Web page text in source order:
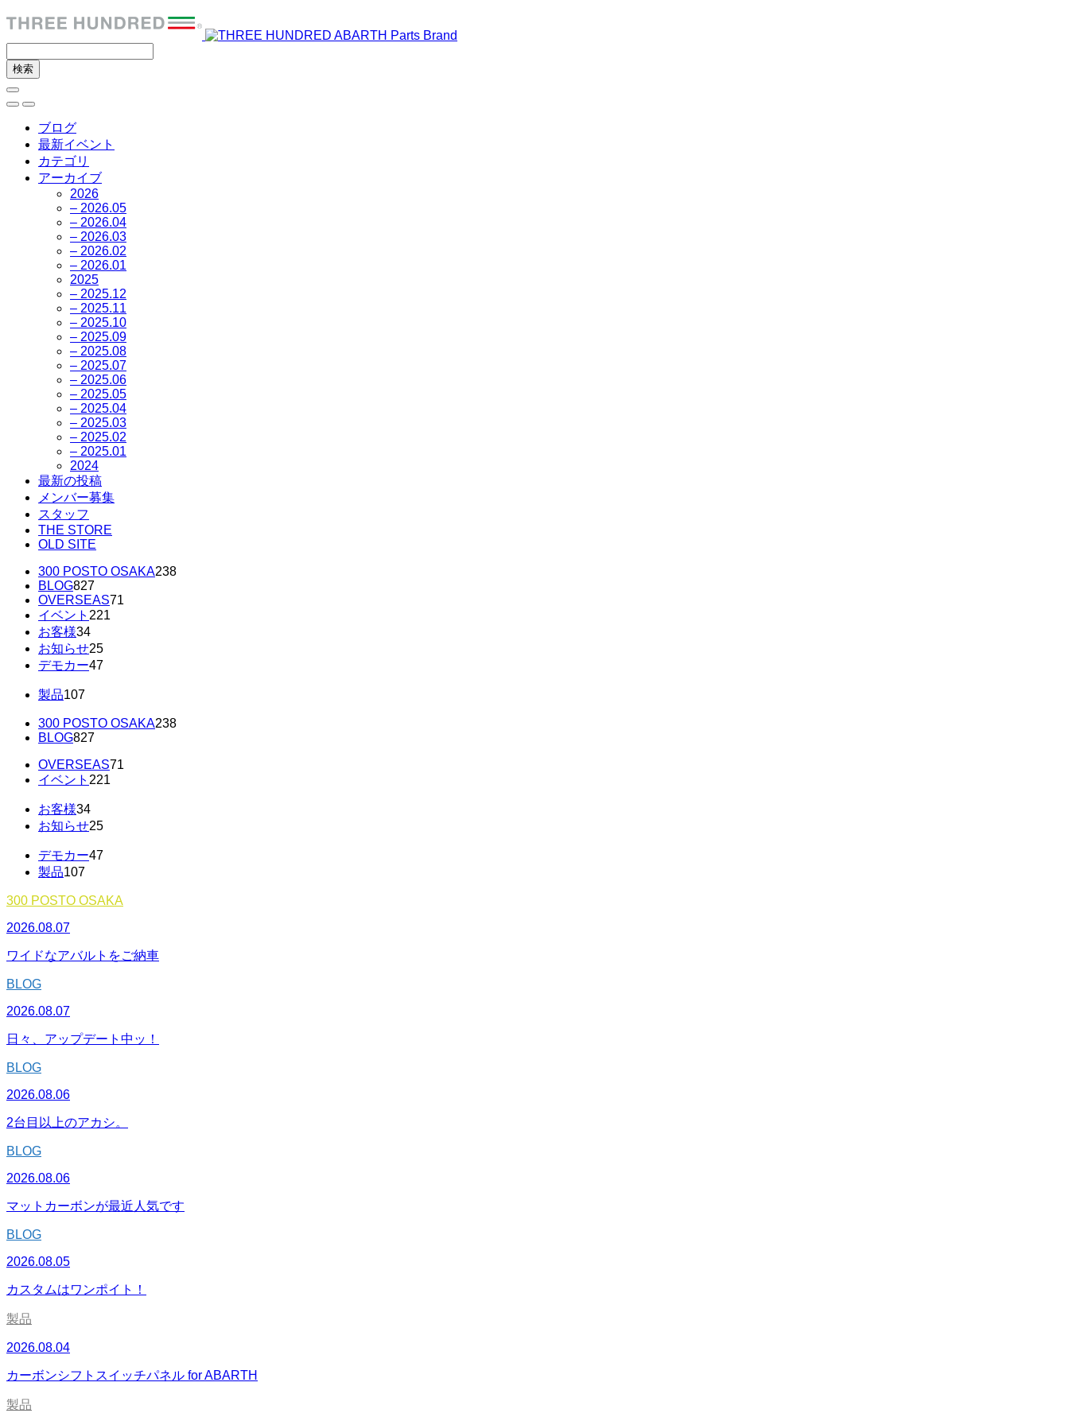
ブログ
最新イベント
カテゴリ
アーカイブ
2026
– 2026.05
– 2026.04
– 2026.03
– 2026.02
– 2026.01
2025
– 2025.12
– 2025.11
– 2025.10
– 2025.09
– 2025.08
– 2025.07
– 2025.06
– 2025.05
– 2025.04
– 2025.03
– 2025.02
– 2025.01
2024
最新の投稿
メンバー募集
スタッフ
THE STORE
OLD SITE
300 POSTO OSAKA238
BLOG827
OVERSEAS71
イベント 221
お客様34
お知らせ25
デモカー47
製品107
300 POSTO OSAKA238
BLOG827
OVERSEAS71
イベント 221
お客様34
お知らせ25
デモカー47
製品107
300 POSTO OSAKA
2026.08.07
ワイドなアバルトをご納車
BLOG
2026.08.07
日々、アップデート中ッ！
BLOG
2026.08.06
2台目以上のアカシ。
BLOG
2026.08.06
マットカーボンが最近人気です
BLOG
2026.08.05
カスタムはワンポイト！
製品
2026.08.04
カーボンシフトスイッチパネル for ABARTH
製品